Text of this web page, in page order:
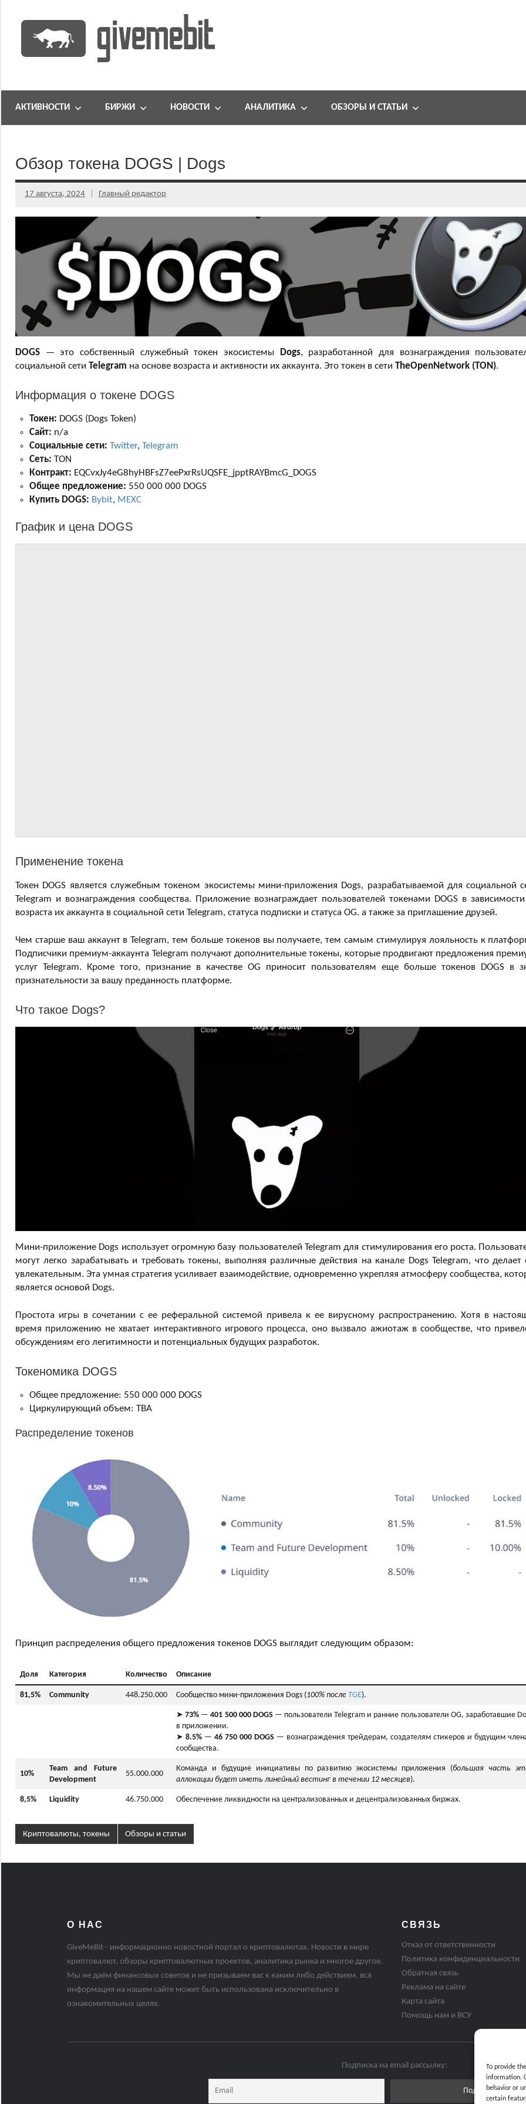
To provide
information.
behavior or
certain
содержимому
GiveMeBit.com
портал
АКТИВНОСТИ БИРЖИ НОВОСТИ АНАЛИТИКА ОБЗОРЫ И СТАТЬИ
Обзор токена DOGS | Dogs
17 августа, 2024 Главный редактор
DOGS — это собственный служебный токен экосистемы Dogs, разработанной для вознаграждения
социальной сети Telegram на основе возраста и активности их аккаунта. Это токен в сети TheOpenNetwork (TON).
Информация о токене DOGS
Токен: DOGS (Dogs Token)
Сайт: n/a
Социальные сети: Twitter, Telegram
Сеть: TON
Контракт: EQCvxJy4eG8hyHBFsZ7eePxrRsUQSFE_jpptRAYBmcG_DOGS
Общее предложение: 550 000 000 DOGS
Купить DOGS: Bybit, MEXC
График и цена DOGS
Применение токена
Токен DOGS является служебным токеном экосистемы мини-приложения Dogs, разрабатываемой для социальной
Telegram и вознаграждения сообщества. Приложение вознаграждает пользователей токенами DOGS в
возраста их аккаунта в социальной сети Telegram, статуса подписки и статуса OG. а также за приглашение друзей.
Чем старше ваш аккаунт в Telegram, тем больше токенов вы получаете, тем самым стимулируя лояльность к
Подписчики премиум-аккаунта Telegram получают дополнительные токены, которые продвигают предложения
услуг Telegram. Кроме того, признание в качестве OG приносит пользователям еще больше токенов DOGS в
признательности за вашу преданность платформе.
Что такое Dogs?
Мини-приложение Dogs использует огромную базу пользователей Telegram для стимулирования его роста.
могут легко зарабатывать и требовать токены, выполняя различные действия на канале Dogs Telegram, что делает
увлекательным. Эта умная стратегия усиливает взаимодействие, одновременно укрепляя атмосферу сообщества,
является основой Dogs.
Простота игры в сочетании с ее реферальной системой привела к ее вирусному распространению. Хотя в
время приложению не хватает интерактивного игрового процесса, оно вызвало ажиотаж в сообществе, что
обсуждениям его легитимности и потенциальных будущих разработок.
Токеномика DOGS
Общее предложение: 550 000 000 DOGS
Циркулирующий объем: TBA
Распределение токенов
Принцип распределения общего предложения токенов DOGS выглядит следующим образом:
Доля Категория Количество Описание
81,5% Community 448.250.000 Сообщество мини-приложения Dogs (100% после TGE).
➤73% —401 500 000 DOGS— пользователи Telegram и ранние пользователи OG, заработавшие
в приложении.
➤ 8.5% — 46 750 000 DOGS — вознаграждения трейдерам, создателям стикеров и будущим
сообщества.
10%
Team and Future
Development
55.000.000
Команда и будущие инициативы по развитию экосистемы приложения (большая часть
аллокации будет иметь линейный вестинг в течении 12 месяцев).
8,5% Liquidity 46.750.000 Обеспечение ликвидности на централизованных и децентрализованных биржах.
Криптовалюты, токены Обзоры и статьи
О НАС
GiveMeBit - информационно новостной портал о криптовалютах. Новости в мире
криптовалют, обзоры криптовалютных проектов, аналитика рынка и многое другое.
Мы не даём финансовых советов и не призываем вас к каким либо действиям, вся
информация на нашем сайте может быть использована исключительно в
ознакомительных целях.
СВЯЗЬ
Отказ от ответственности
Политика конфиденциальности
Обратная связь
Реклама на сайте
Карта сайта
Помощь нам и ВСУ
Подписка на email рассылку: